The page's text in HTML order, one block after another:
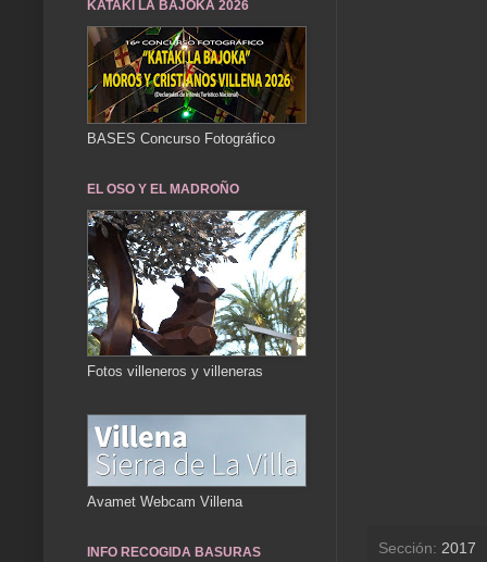
Sección: 2017
KATAKÍ LA BAJOKA 2026
BASES Concurso Fotográfico
EL OSO Y EL MADROÑO
Fotos villeneros y villeneras
Avamet Webcam Villena
INFO RECOGIDA BASURAS